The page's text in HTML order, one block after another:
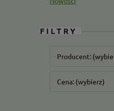
FILTRY
Producent:
Cena: (wybierz)